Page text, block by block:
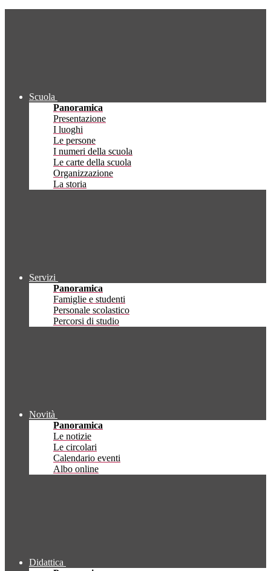
Scuola
Panoramica
Presentazione
I luoghi
Le persone
I numeri della scuola
Le carte della scuola
Organizzazione
La storia
Servizi
Panoramica
Famiglie e studenti
Personale scolastico
Percorsi di studio
Novità
Panoramica
Le notizie
Le circolari
Calendario eventi
Albo online
Didattica